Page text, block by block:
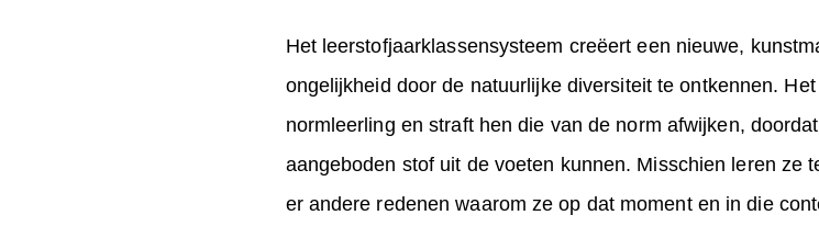
Het leerstofjaarklassensysteem creëert een nieuwe,
ongelijkheid door de natuurlijke diversiteit te ontkennen.
normleerling en straft hen die van de norm afwijken,
aangeboden stof uit de voeten kunnen. Misschien leren ze
er andere redenen waarom ze op dat moment en in die